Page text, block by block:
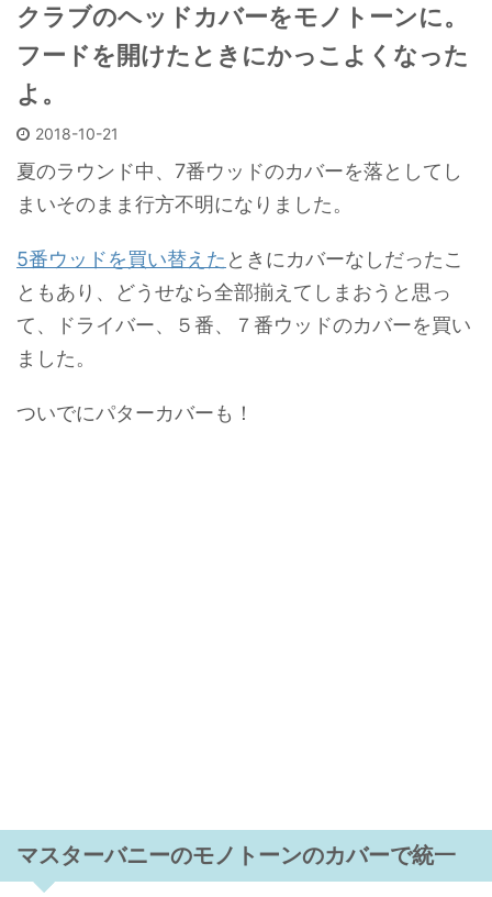
クラブのヘッドカバーをモノトーンに。
フードを開けたときにかっこよくなった
よ。
2018-10-21
夏のラウンド中、7番ウッドのカバーを落としてし
まいそのまま行方不明になりました。
5番ウッドを買い替えた ときにカバーなしだったこ
ともあり、どうせなら全部揃えてしまおうと思っ
て、ドライバー、５番、７番ウッドのカバーを買い
ました。
ついでにパターカバーも！
マスターバニーのモノトーンのカバーで統一